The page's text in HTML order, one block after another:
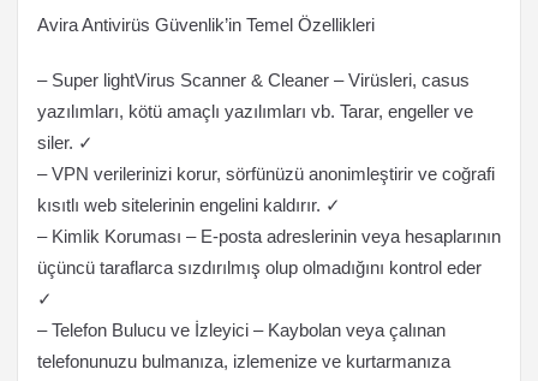
Avira Antivirüs Güvenlik’in Temel Özellikleri
– Super lightVirus Scanner & Cleaner – Virüsleri, casus
yazılımları, kötü amaçlı yazılımları vb. Tarar, engeller ve
siler. ✓
– VPN verilerinizi korur, sörfünüzü anonimleştirir ve coğrafi
kısıtlı web sitelerinin engelini kaldırır. ✓
– Kimlik Koruması – E-posta adreslerinin veya hesaplarının
üçüncü taraflarca sızdırılmış olup olmadığını kontrol eder
✓
– Telefon Bulucu ve İzleyici – Kaybolan veya çalınan
telefonunuzu bulmanıza, izlemenize ve kurtarmanıza